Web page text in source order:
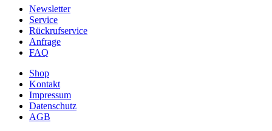
Newsletter
Service
Rückrufservice
Anfrage
FAQ
Shop
Kontakt
Impressum
Datenschutz
AGB